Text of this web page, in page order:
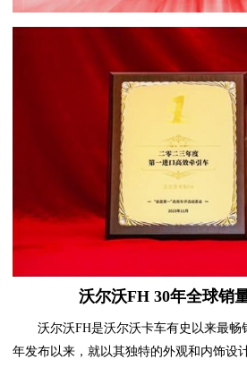
沃尔沃FH 30年全球销
沃尔沃FH是沃尔沃卡车有史以来最畅
年发布以来，就以其独特的外观和内饰设